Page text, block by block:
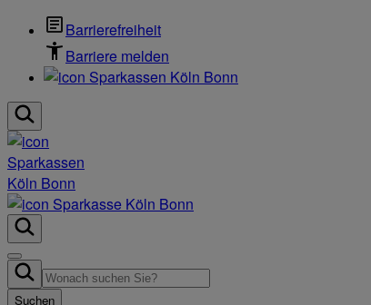
Barrierefreiheit
Barriere melden
Suchen